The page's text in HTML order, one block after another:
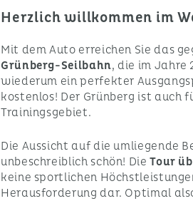
Herzlich willkommen im
Mit dem Auto erreichen Sie das
Grünberg-Seilbahn, die im Jahre
wiederum ein perfekter
kostenlos! Der Grünberg ist auch
Trainingsgebiet.
Die Aussicht auf die umliegende
unbeschreiblich schön! DieTour
keine sportlichen
Herausforderung dar. Optimal